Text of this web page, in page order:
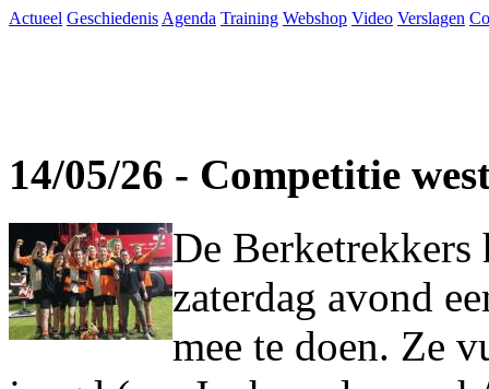
Actueel Geschiedenis Agenda Training Webshop Video Verslagen
14/05/26 - Competitie
De Berketrekkers
zaterdag avond
mee te doen. Ze